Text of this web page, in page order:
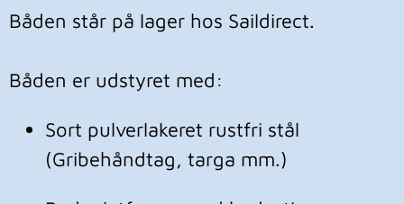
Båden står på lager hos Saildirect.
Båden er udstyret med:
Sort pulverlakeret rustfri stål
(Gribehåndtag, targa mm.)